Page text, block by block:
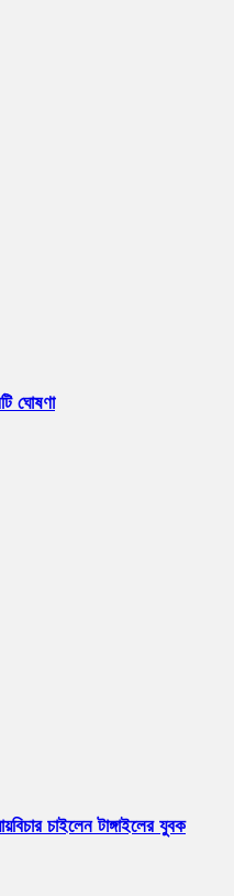
ঘোষণা
চাইলেন টাঙ্গাইলের যুবক